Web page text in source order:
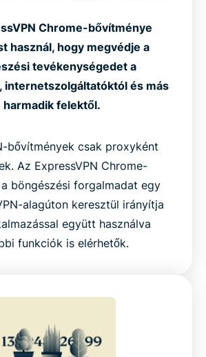
Chrome-bővítménye
használ, hogy megvédje a
tevékenységedet a
internetszolgáltatóktól és más
harmadik felektől.
bővítmények csak proxyként
Az ExpressVPN Chrome-
böngészési forgalmadat egy
alagúton keresztül irányítja
együtt használva
funkciók is elérhetők.